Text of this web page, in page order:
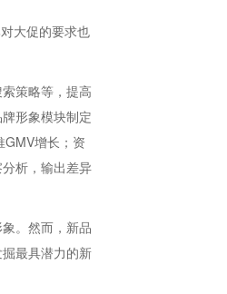
大促的要求也
策略等，提高
形象模块制定
GMV增长；资
析，输出差异
。然而，新品
最具潜力的新